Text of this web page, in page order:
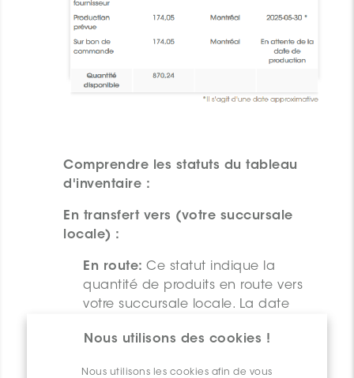
Nous utilisons des cookies !
Nous utilisons les cookies afin de vous
Comprendre les statuts du tableau
d'inventaire :
En transfert vers (votre succursale
locale) :
En route: Ce statut indique la
quantité de produits en route vers
votre succursale locale. La date
produits seront disponibles pour